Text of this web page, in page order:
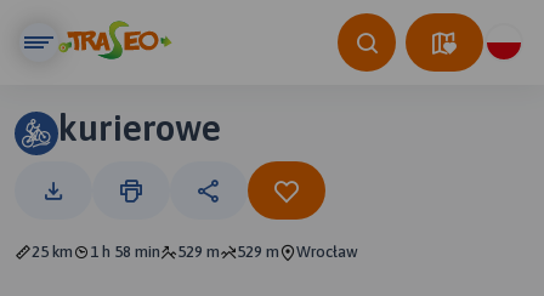
kurierowe
25 km 1 h 58 min 529 m 529 m Wrocław